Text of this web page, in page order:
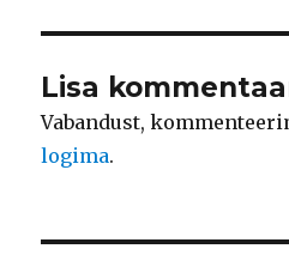
Lisa
Vabandust,
logima.